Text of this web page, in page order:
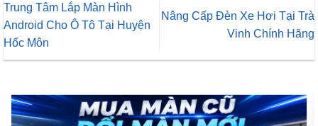
Trung Tâm Lắp Màn Hình
Android Cho Ô Tô Tại Huyện
Hốc Môn
Nâng Cấp Đèn Xe Hơi Tại Trà
Vinh Chính Hãng